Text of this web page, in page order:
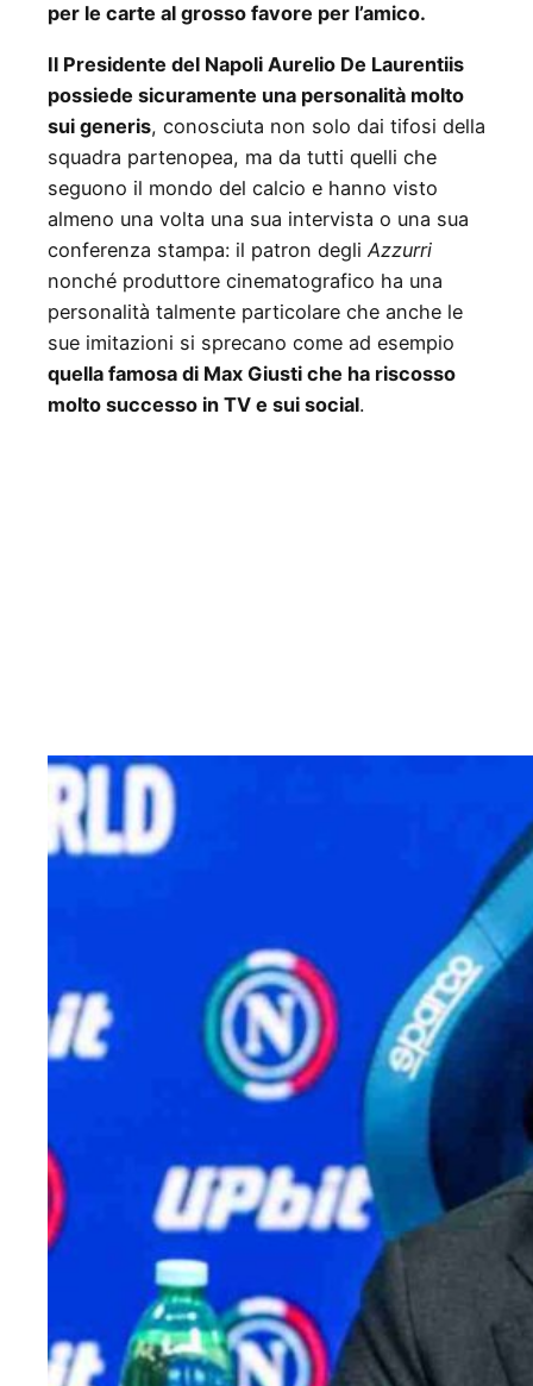
per le carte al grosso favore per l’amico.
Il Presidente del Napoli Aurelio De Laurentiis
possiede sicuramente una personalità molto
sui generis, conosciuta non solo dai tifosi della
squadra partenopea, ma da tutti quelli che
seguono il mondo del calcio e hanno visto
almeno una volta una sua intervista o una sua
conferenza stampa: il patron degli Azzurri
nonché produttore cinematografico ha una
personalità talmente particolare che anche le
sue imitazioni si sprecano come ad esempio
quella famosa di Max Giusti che ha riscosso
molto successo in TV e sui social.